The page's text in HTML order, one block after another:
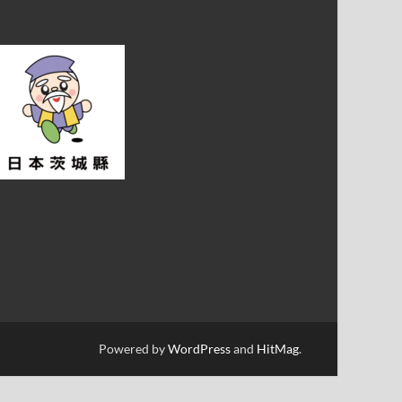
Powered byWordPressand HitMag.